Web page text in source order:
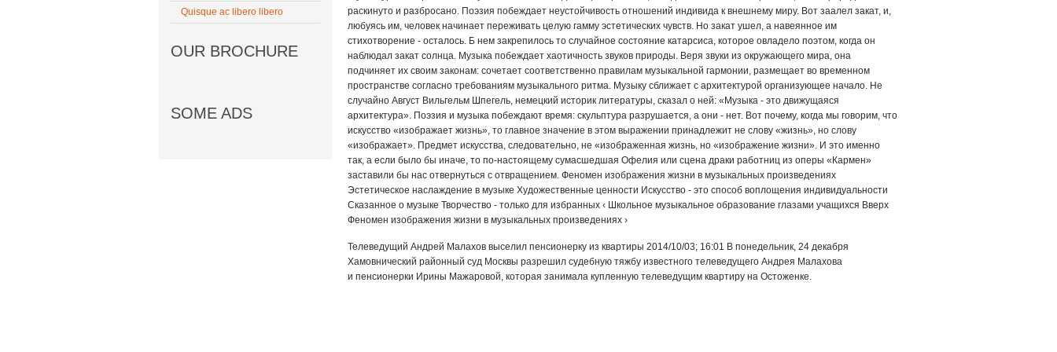
Quisque ac libero libero
OUR BROCHURE
SOME ADS
раскинуто и разбросано. Поэзия по­беждает неустойчивость отношений индивида к внешнему миру. Вот заалел закат, и,
любуясь им, человек начинает пере­живать целую гамму эстетических чувств. Но закат ушел, а навеянное им
стихотворение - осталось. Б нем закрепилось то случайное состояние катарсиса, которое овладело поэтом, ког­да он
наблюдал закат солнца. Музыка побеждает хаотичность звуков природы. Веря зву­ки из окружающего мира, она
подчиняет их своим законам: сочетает соответственно правилам музыкальной гармонии, раз­мещает во временном
пространстве согласно требованиям му­зыкального ритма. Музыку сближает с архитектурой органи­зующее начало. Не
случайно Август Вильгельм Шпегель, немецкий историк литературы, сказал о ней: «Музыка - это движущаяся
архитектура». Поэзия и музыка побеждают время: скульптура разрушает­ся, а они - нет. Вот почему, когда мы говорим, что
искусство «изображает жизнь», то главное значение в этом выражении принадлежит не слову «жизнь», но слову
«изображает». Пред­мет искусства, следовательно, не «изображенная жизнь, но «изображение жизни». И это именно
так, а если было бы ина­че, то по-настоящему сумасшедшая Офелия или сцена драки работниц из оперы «Кармен»
заставили бы нас отвернуться с отвращением. Феномен изображения жизни в музыкальных произведениях
Эстетическое наслаждение в музыке Художественные ценности Искусство - это способ воплощения индивидуальности
Сказанное о музыке Творчество - только для избранных ‹ Школьное музыкальное образование глазами учащихся Вверх
Феномен изображения жизни в музыкальных произведениях ›
Телеведущий Андрей Малахов выселил пенсионерку из квартиры 2014/10/03; 16:01 В понедельник, 24 декабря
Хамовнический районный суд Москвы разрешил судебную тяжбу известного телеведущего Андрея Малахова
и пенсионерки Ирины Мажаровой, которая занимала купленную телеведущим квартиру на Остоженке.